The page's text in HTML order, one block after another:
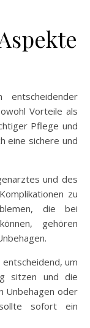
Vorteile als
Pflege und
eine sichere und
und des
zu
die bei
gehören
um
sitzen und die
Unbehagen oder
sofort ein